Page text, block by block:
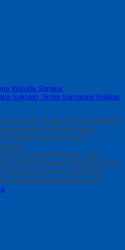
Wisuda Sarjana
Sekolah Tinggi Sumatera Selatan
Sekolah Tinggi Sumatera Selatan
dari Produsen Utama
info lebih lanjut ALFAIRUZ
:
Menentukan Produsen Toga
Sumatera Selatan Mengutamakan
strategis untuk menyukseskan
terasa semakin istimewa saat